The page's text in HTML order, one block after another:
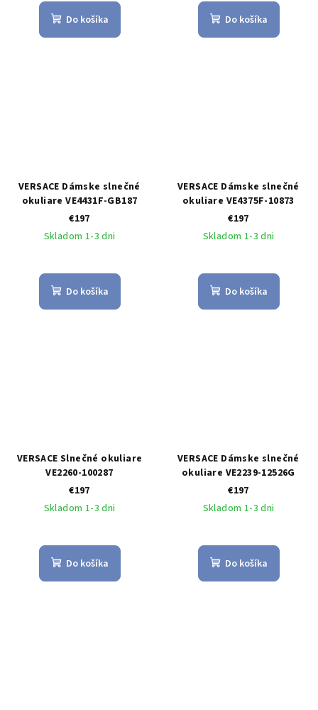
Do košíka Do košíka
VERSACE Dámske slnečné
okuliare VE4431F-GB187
€197
Skladom 1-3 dni
Do košíka
VERSACE Dámske slnečné
okuliare VE4375F-10873
€197
Skladom 1-3 dni
Do košíka
VERSACE Slnečné okuliare
VE2260-100287
€197
Skladom 1-3 dni
Do košíka
VERSACE Dámske slnečné
okuliare VE2239-12526G
€197
Skladom 1-3 dni
Do košíka